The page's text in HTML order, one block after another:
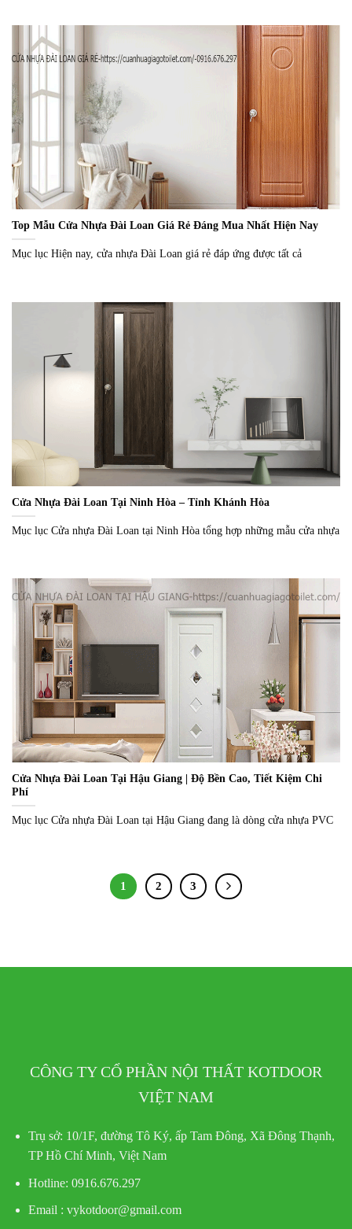
Top Mẫu Cửa Nhựa Đài Loan Giá Rẻ Đáng Mua Nhất Hiện Nay
Mục lục Hiện nay, cửa nhựa Đài Loan giá rẻ đáp ứng được tất cả
Cửa Nhựa Đài Loan Tại Ninh Hòa – Tỉnh Khánh Hòa
Mục lục Cửa nhựa Đài Loan tại Ninh Hòa tổng hợp những mẫu cửa nhựa
Cửa Nhựa Đài Loan Tại Hậu Giang | Độ Bền Cao, Tiết Kiệm Chi
Phí
Mục lục Cửa nhựa Đài Loan tại Hậu Giang đang là dòng cửa nhựa PVC
1 2 3
CÔNG TY CỔ PHẦN NỘI THẤT KOTDOOR
VIỆT NAM
Trụ sở: 10/1F, đường Tô Ký, ấp Tam Đông, Xã Đông Thạnh,
TP Hồ Chí Minh, Việt Nam
Hotline: 0916.676.297
Email : vykotdoor@gmail.com